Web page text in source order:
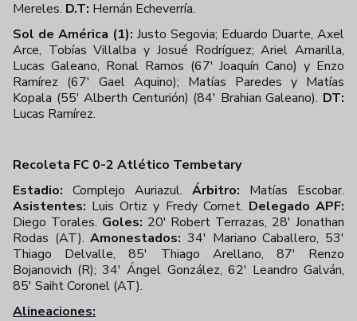
Mereles. D.T: Hernán Echeverría.
Sol de América (1): Justo Segovia; Eduardo Duarte, Axel
Arce, Tobías Villalba y Josué Rodríguez; Ariel Amarilla,
Lucas Galeano, Ronal Ramos (67' Joaquín Cano) y Enzo
Ramírez (67' Gael Aquino); Matías Paredes y Matías
Kopala (55' Alberth Centurión) (84' Brahian Galeano). DT:
Lucas Ramírez.
Recoleta FC 0-2 Atlético Tembetary
Estadio: Complejo Auriazul. Árbitro: Matías Escobar.
Asistentes: Luis Ortiz y Fredy Cornet. Delegado APF:
Diego Torales. Goles: 20' Robert Terrazas, 28' Jonathan
Rodas (AT).Amonestados: 34' Mariano Caballero, 53'
Thiago Delvalle, 85' Thiago Arellano, 87' Renzo
Bojanovich (R); 34' Ángel González, 62' Leandro Galván,
85' Saiht Coronel (AT).
Alineaciones: